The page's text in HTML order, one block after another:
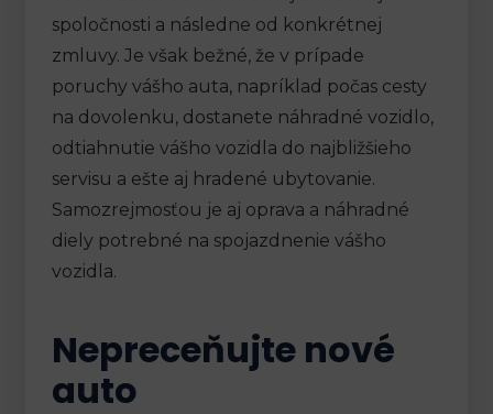
spoločnosti a následne od konkrétnej
zmluvy. Je však bežné, že v prípade
poruchy vášho auta, napríklad počas cesty
na dovolenku, dostanete náhradné vozidlo,
odtiahnutie vášho vozidla do najbližšieho
servisu a ešte aj hradené ubytovanie.
Samozrejmosťou je aj oprava a náhradné
diely potrebné na spojazdnenie vášho
vozidla.
Nepreceňujte nové
auto